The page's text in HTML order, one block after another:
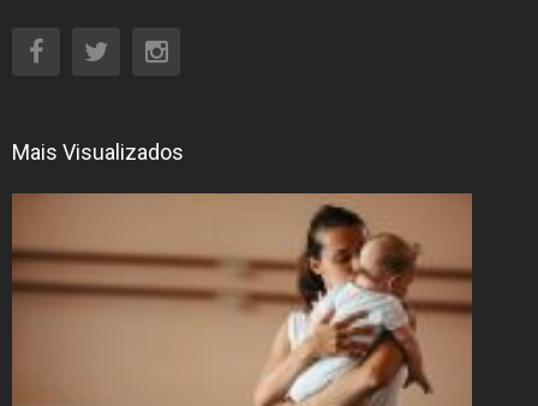
Mais Visualizados